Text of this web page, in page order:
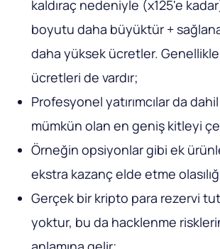
kaldıraç nedeniyle (x125'e
boyutu daha büyüktür +
daha yüksek ücretler.
ücretleri de vardır;
Profesyonel yatırımcılar da
mümkün olan en geniş kitleyi
Örneğin opsiyonlar gibi ek
ekstra kazanç elde etme
Gerçek bir kripto para rezervi
yoktur, bu da hacklenme